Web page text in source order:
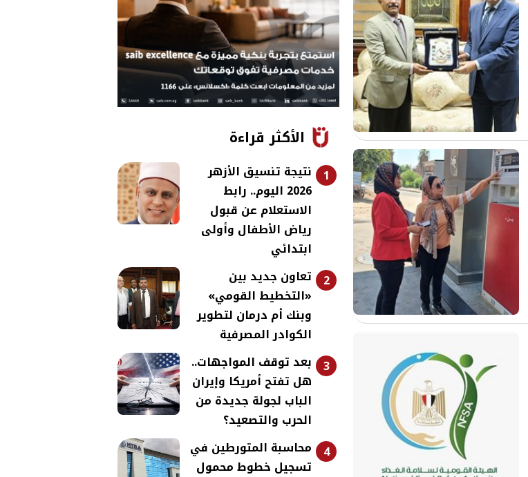
الأكثر قراءة
1
نتيجة تنسيق الأزهر
2026 اليوم.. رابط
الاستعلام عن قبول
رياض الأطفال وأولى
ابتدائي
2
تعاون جديد بين
«التخطيط القومي»
وبنك أم درمان لتطوير
الكوادر المصرفية
3 بعد توقف المواجهات..
هل تفتح أمريكا وإيران
الباب لجولة جديدة من
الحرب والتصعيد؟
4
محاسبة المتورطين في
تسجيل خطوط محمول